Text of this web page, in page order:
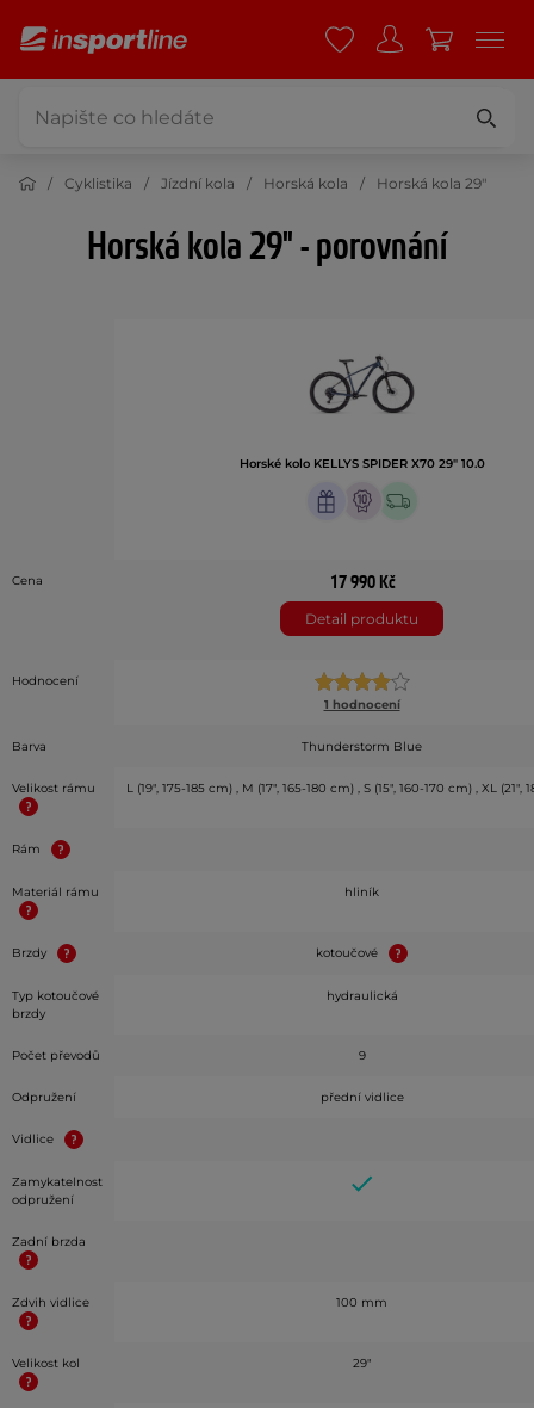
Cyklistika Jízdní kola Horská kola Horská kola 29"
Horská kola 29" - porovnání
Horské kolo KELLYS SPIDER X70 29" 10.0
Cena 17 990 Kč
Detail produktu
Hodnocení
1 hodnocení
Barva Thunderstorm Blue
Velikost rámu L (19", 175-185 cm) , M (17", 165-180 cm) , S (15", 160-170 cm) , XL (21",
Rám
Materiál rámu hliník
Brzdy kotoučové
Typ kotoučové
brzdy
hydraulická
Počet převodů 9
Odpružení přední vidlice
Vidlice
Zamykatelnost
odpružení
Zadní brzda
Zdvih vidlice 100 mm
Velikost kol 29"